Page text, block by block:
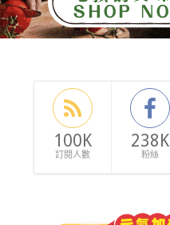
100K
訂閱人數
238K
粉絲